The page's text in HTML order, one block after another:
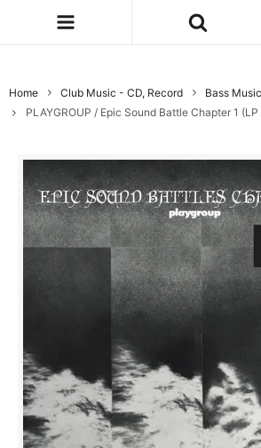
Home Club Music - CD, Record
Bass
PLAYGROUP / Epic Sound Battle Chapter 1